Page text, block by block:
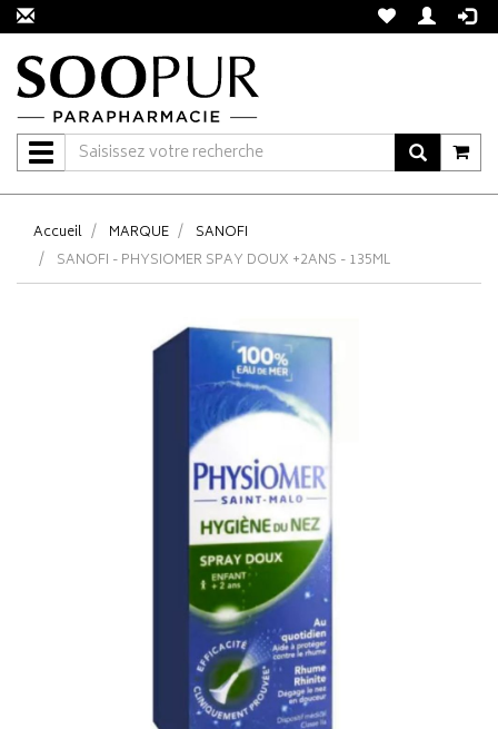
Navigation
Accueil MARQUE
SANOFI
SANOFI - PHYSIOMER SPAY DOUX +2ANS - 135ML